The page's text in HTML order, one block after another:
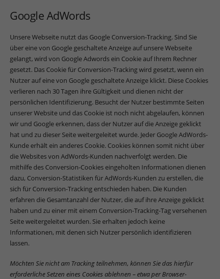
Google AdWords
Unsere Webseite nutzt das Google Conversion-Tracking. Sind Sie
über eine von Google geschaltete Anzeige auf unsere Webseite
gelangt, wird von Google Adwords ein Cookie auf Ihrem Rechner
gesetzt. Das Cookie für Conversion-Tracking wird gesetzt, wenn ein
Nutzer auf eine von Google geschaltete Anzeige klickt. Diese Cookies
verlieren nach 30 Tagen ihre Gültigkeit und dienen nicht der
persönlichen Identifizierung. Besucht der Nutzer bestimmte Seiten
unserer Website und das Cookie ist noch nicht abgelaufen, können
wir und Google erkennen, dass der Nutzer auf die Anzeige geklickt
hat und zu dieser Seite weitergeleitet wurde. Jeder Google AdWords-
Kunde erhält ein anderes Cookie. Cookies können somit nicht über
die Websites von AdWords-Kunden nachverfolgt werden. Die
mithilfe des Conversion-Cookies eingeholten Informationen dienen
dazu, Conversion-Statistiken für AdWords-Kunden zu erstellen, die
sich für Conversion-Tracking entschieden haben. Die Kunden
erfahren die Gesamtanzahl der Nutzer, die auf ihre Anzeige geklickt
haben und zu einer mit einem Conversion-Tracking-Tag versehenen
Seite weitergeleitet wurden. Sie erhalten jedoch keine
Informationen, mit denen sich Nutzer persönlich identifizieren
lassen.
Möchten Sie nicht am Tracking teilnehmen, können Sie das hierfür
erforderliche Setzen eines Cookies ablehnen – etwa per Browser-